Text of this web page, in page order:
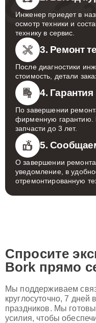
Инженер приедет в
осмотр техники и
технику в сервис.
3. Ремонт
После диагностики
стоимость, детали
4. Гарантия
По завершении
фирменную гарантию.
запчасти до 3 лет.
5.
О завершении
уведомление, в
отремонтированную
Спросите
Bork прямо
Мы поддерживаем
круглосуточно, 7
праздников. Мы
усилия, чтобы